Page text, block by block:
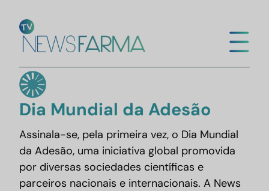
para
conteúdo
Dia Mundial da Adesão
Assinala-se, pela primeira vez, o Dia Mundial
da Adesão, uma iniciativa global promovida
por diversas sociedades científicas e
parceiros nacionais e internacionais. A News